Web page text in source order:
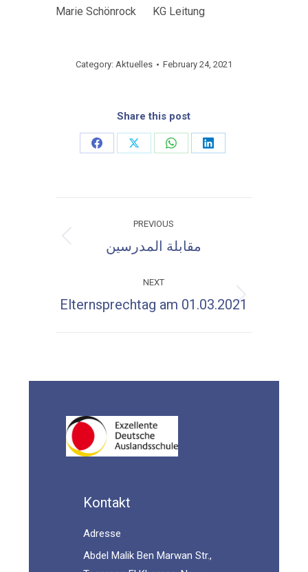
Marie Schönrock KG Leitung
Category: Aktuelles February 24, 2021
Share this post
Share
Share
Share
Share
navigation
PREVIOUS
Previous
مقابلة المدرسين
NEXT
Next
Elternsprechtag am 01.03.2021
Kontakt
Adresse
Abdel Malik Ben Marwan Str.,